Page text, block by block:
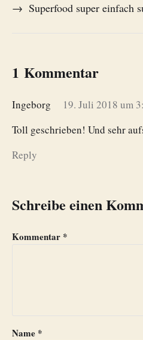
→ Superfood super einfach
1 Kommentar
Ingeborg
19. Juli 2018 um
Toll geschrieben! Und sehr
Reply
Schreibe einen
Kommentar *
Name *